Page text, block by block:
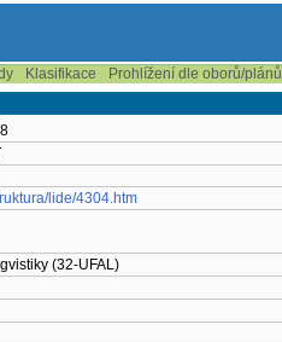
Klasifikace Prohlížení dle oborů/plánů
lide/4304.htm
(32-UFAL)